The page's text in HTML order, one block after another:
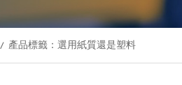
產品標籤：選用紙質還是塑料